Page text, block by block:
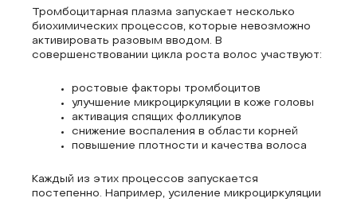
Тромбоцитарная плазма запускает несколько
биохимических процессов, которые невозможно
активировать разовым вводом. В
совершенствовании цикла роста волос участвуют:
ростовые факторы тромбоцитов
улучшение микроциркуляции в коже головы
активация спящих фолликулов
снижение воспаления в области корней
повышение плотности и качества волоса
Каждый из этих процессов запускается
постепенно. Например, усиление микроциркуляции